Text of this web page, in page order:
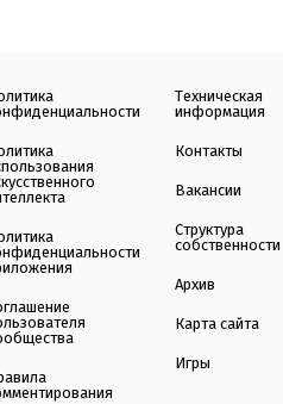
Техническая
информация
Контакты
Вакансии
Структура
собственности
Архив
Карта сайта
Игры